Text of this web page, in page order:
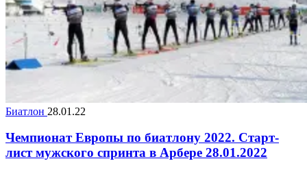
Биатлон 28.01.22
Чемпионат Европы по биатлону 2022. Старт-
лист мужского спринта в Арбере 28.01.2022